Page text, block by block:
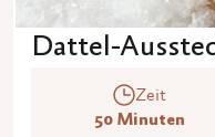
Dattel-
Zeit
50 Minuten